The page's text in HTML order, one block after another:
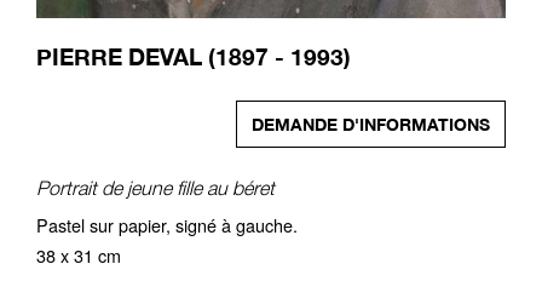
PIERRE DEVAL (1897 - 1993)
DEMANDE D'INFORMATIONS
Portrait de jeune fille au béret
Pastel sur papier, signé à gauche.
38 x 31 cm